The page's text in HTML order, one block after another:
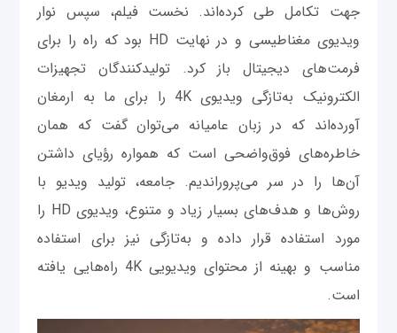
جهت تکامل طی کرده‌اند. نخست فیلم، سپس نوار
ویدیوی مغناطیسی و در نهایت HD بود که راه را برای
فرمت‌های دیجیتال باز کرد. تولیدکنندگان تجهیزات
‌الکترونیک به‌تازگی ویدیوی 4K را برای ما به ارمغان
آورده‌اند که در زبان عامیانه می‌توان گفت که همان
خاطره‌های فوق‌واضحی است که همواره رؤیای داشتن
آن‌ها را در سر می‌پروراندیم. جامعه، تولید ویدیو با
روش‌ها و هدف‌های بسیار زیاد و متنوع، ویدیوی HD را
مورد استفاده قرار داده و به‌تازگی نیز برای استفاده
مناسب و بهینه از محتوای ویدیویی 4K راه‌هایی یافته
است.